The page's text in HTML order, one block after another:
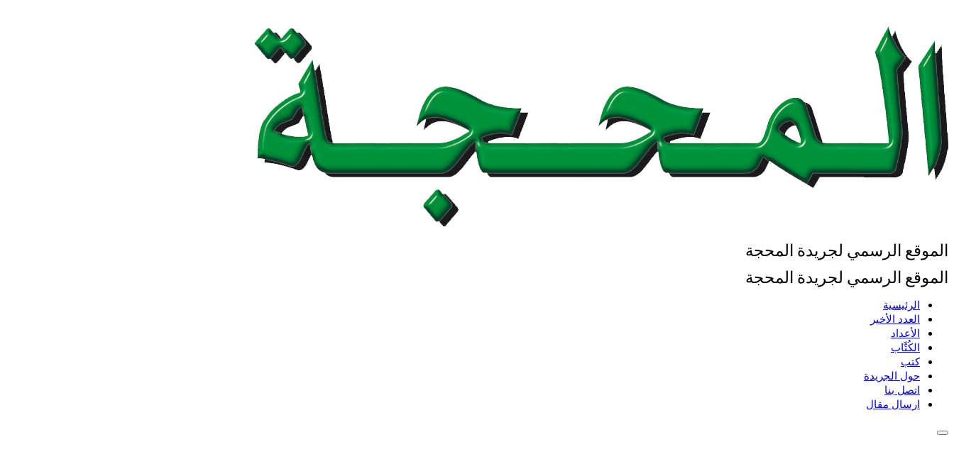
الموقع الرسمي لجريدة المحجة
الموقع الرسمي لجريدة المحجة
الرئيسية
العدد الأخير
الأعداد
الكُتَّاب
كتب
حول الجريدة
اتصل بنا
ارسال مقال